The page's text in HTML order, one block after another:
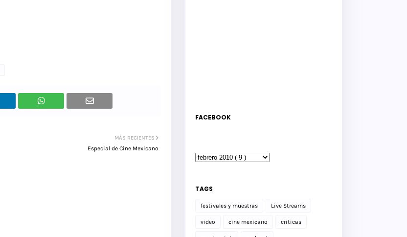
MÁS RECIENTES
Especial de Cine Mexicano
FACEBOOK
TAGS
festivales y muestras Live Streams
video cine mexicano criticas